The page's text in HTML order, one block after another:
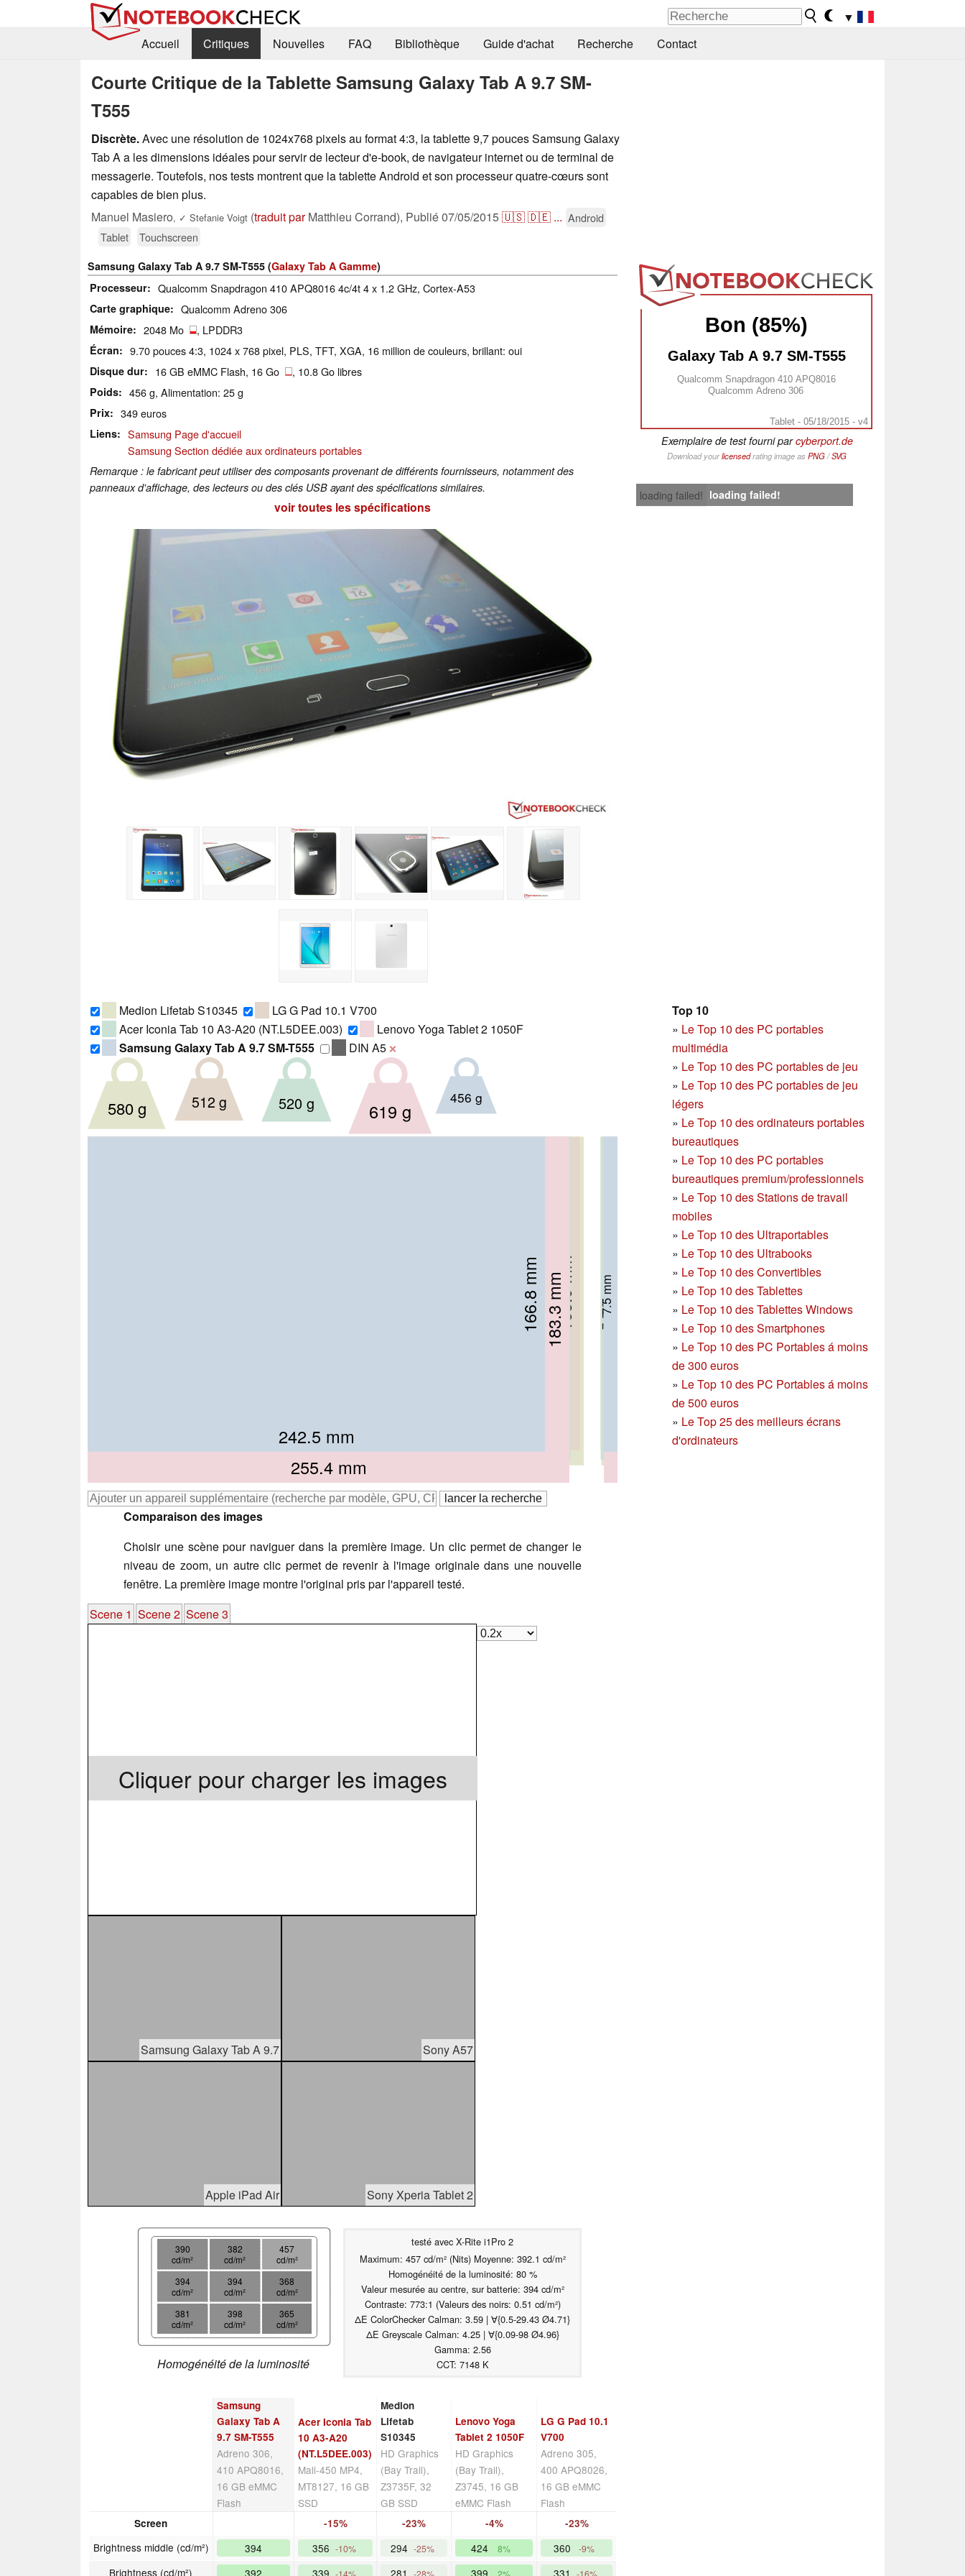
▼
Accueil
Critiques Nouvelles FAQ Bibliothèque Guide d'achat Recherche Contact
Courte Critique de la Tablette Samsung Galaxy Tab A 9.7 SM-
T555
Discrète.Avec une résolution de 1024x768 pixels au format 4:3, la tablette 9,7 pouces Samsung Galaxy
Tab A a les dimensions idéales pour servir de lecteur d'e-book, de navigateur internet ou de terminal de
messagerie. Toutefois, nos tests montrent que la tablette Android et son processeur quatre-cœurs sont
capables de bien plus.
Manuel Masiero, ✓ Stefanie Voigt (traduit parMatthieu Corrand), Publié07/05/2015🇺🇸🇩🇪 ... Android
Tablet
Touchscreen
Bon (85%)
Galaxy Tab A 9.7 SM-T555
Qualcomm Snapdragon 410 APQ8016
Qualcomm Adreno 306
Tablet - 05/18/2015 - v4
Exemplaire de test fourni parcyberport.de
Download yourlicensedrating image as PNG/SVG
loading failed! loading failed!
Samsung Galaxy Tab A 9.7 SM-T555 (Galaxy Tab A Gamme)
Processeur
Qualcomm Snapdragon 410 APQ8016 4c/4t 4 x 1.2 GHz, Cortex-A53
Carte graphique Qualcomm Adreno 306
Mémoire 2048 Mo , LPDDR3
Écran 9.70 pouces 4:3, 1024 x 768 pixel, PLS, TFT, XGA, 16 million de couleurs, brillant: oui
Disque dur 16 GB eMMC Flash, 16 Go , 10.8 Go libres
Poids 456 g, Alimentation: 25 g
Prix 349 euros
Liens
Samsung Page d'accueil
Samsung Section dédiée aux ordinateurs portables
Remarque : le fabricant peut utiliser des composants provenant de différents fournisseurs, notamment des
panneaux d'affichage, des lecteurs ou des clés USB ayant des spécifications similaires.
voir toutes les spécifications
Top 10
» Le Top 10 des PC portables
multimédia
» Le Top 10 des PC portables de jeu
» Le Top 10 des PC portables de jeu
légers
» Le Top 10 des ordinateurs portables
bureautiques
» Le Top 10 des PC portables
bureautiques premium/professionnels
» Le Top 10 des Stations de travail
mobiles
» Le Top 10 des Ultraportables
» Le Top 10 des Ultrabooks
» Le Top 10 des Convertibles
» Le Top 10 des Tablettes
» Le Top 10 des Tablettes Windows
» Le Top 10 des Smartphones
» Le Top 10 des PC Portables á moins
de 300 euros
» Le Top 10 des PC Portables á moins
de 500 euros
» Le Top 25 des meilleurs écrans
d'ordinateurs
Medion Lifetab S10345
LG G Pad 10.1 V700
Acer Iconia Tab 10 A3-A20 (NT.L5DEE.003)
Lenovo Yoga Tablet 2 1050F
Samsung Galaxy Tab A 9.7 SM-T555
DIN A5 ❌
263 mm
174 mm 8.5 mm
580 g
260.9 mm
165.9 mm 8.95 mm
512 g
256 mm
171 mm 8.9 mm
520 g
255.4 mm
183.3 mm 7.2 mm
619 g
242.5 mm
166.8 mm 7.5 mm
456 g
Comparaison des images
Choisir une scène pour naviguer dans la première image. Un clic permet de changer le
niveau de zoom, un autre clic permet de revenir à l'image originale dans une nouvelle
fenêtre. La première image montre l'original pris par l'appareil testé.
Scene 1 Scene 2 Scene 3
Cliquer pour charger les images
Samsung Galaxy Tab A 9.7 Sony A57
Apple iPad Air Sony Xperia Tablet 2
390
cd/m²
382
cd/m²
457
cd/m²
394
cd/m²
394
cd/m²
368
cd/m²
381
cd/m²
398
cd/m²
365
cd/m²
Homogénéité de la luminosité
testé avec X-Rite i1Pro 2
Maximum: 457 cd/m² (Nits) Moyenne: 392.1 cd/m²
Homogénéité de la luminosité: 80 %
Valeur mesurée au centre, sur batterie: 394 cd/m²
Contraste: 773:1 (Valeurs des noirs: 0.51 cd/m²)
ΔE ColorChecker Calman: 3.59 | ∀{0.5-29.43 Ø4.71}
ΔE Greyscale Calman: 4.25 | ∀{0.09-98 Ø4.96}
Gamma: 2.56
CCT: 7148 K
Samsung
Galaxy Tab A
9.7 SM-T555
Adreno 306,
410 APQ8016,
16 GB eMMC
Flash
Acer Iconia Tab
10 A3-A20
(NT.L5DEE.003)
Mali-450 MP4,
MT8127, 16 GB
SSD
Medion
Lifetab
S10345
HD Graphics
(Bay Trail),
Z3735F, 32
GB SSD
Lenovo Yoga
Tablet 2 1050F
HD Graphics
(Bay Trail),
Z3745, 16 GB
eMMC Flash
LG G Pad 10.1
V700
Adreno 305,
400 APQ8026,
16 GB eMMC
Flash
Screen -15% -23% -4% -23%
Brightness middle (cd/m²) 394 356 -10% 294 -25% 424 8% 360 -9%
Brightness (cd/m²)